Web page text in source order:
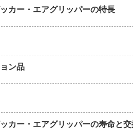
カー・エアグリッパーの特長
ン品
カー・エアグリッパーの寿命と